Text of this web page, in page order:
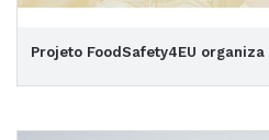
Projeto FoodSafety4EU